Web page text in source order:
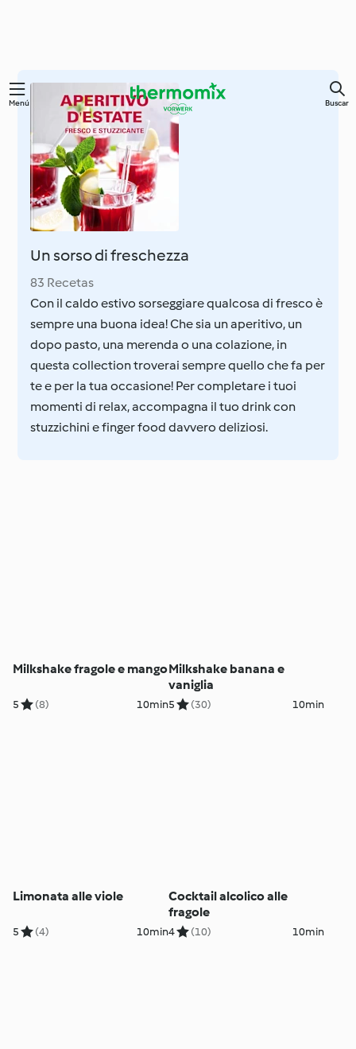
principal
Menú Buscar
Un sorso di freschezza
83 Recetas
Con il caldo estivo sorseggiare qualcosa di fresco è
sempre una buona idea! Che sia un aperitivo, un
dopo pasto, una merenda o una colazione, in
questa collection troverai sempre quello che fa per
te e per la tua occasione! Per completare i tuoi
momenti di relax, accompagna il tuo drink con
stuzzichini e finger food davvero deliziosi.
Milkshake fragole e mango
5 (8) 10min
Milkshake banana e
vaniglia
5 (30) 10min
Limonata alle viole
5 (4) 10min
Cocktail alcolico alle
fragole
4 (10) 10min